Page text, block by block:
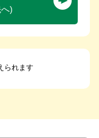
)
られます